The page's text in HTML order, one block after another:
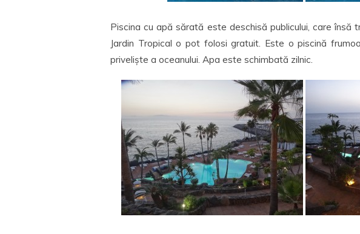
Piscina cu apă sărată este deschisă publicului, care însă
Jardin Tropical o pot folosi gratuit. Este o piscină
priveliște a oceanului. Apa este schimbată zilnic.